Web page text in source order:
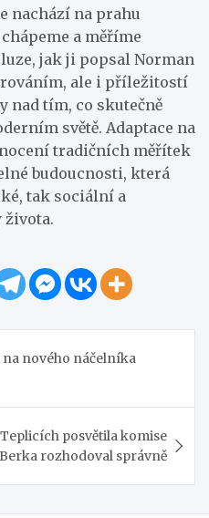
nachází na prahu
a měříme
jak ji popsal Norman
ale i příležitostí
nad tím, co skutečně
světě. Adaptace na
tradičních měřítek
budoucnosti, která
tak sociální a
nového náčelníka
posvětila komise
rozhodoval správně